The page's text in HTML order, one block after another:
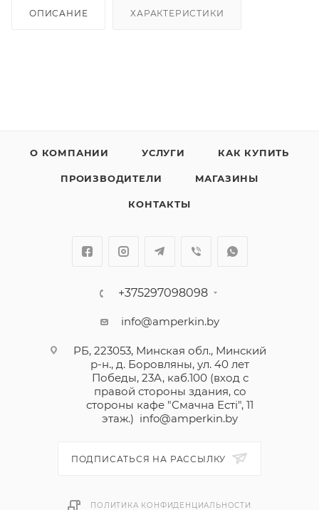
ОПИСАНИЕ ХАРАКТЕРИСТИКИ
О КОМПАНИИ УСЛУГИ КАК КУПИТЬ
ПРОИЗВОДИТЕЛИ МАГАЗИНЫ
КОНТАКТЫ
+375297098098
info@amperkin.by
РБ, 223053, Минская обл., Минский
р-н., д. Боровляны, ул. 40 лет
Победы, 23А, каб.100 (вход с
правой стороны здания, со
стороны кафе "Смачна Естi", 11
этаж.) info@amperkin.by
ПОДПИСАТЬСЯ НА РАССЫЛКУ
ПОЛИТИКА КОНФИДЕНЦИАЛЬНОСТИ